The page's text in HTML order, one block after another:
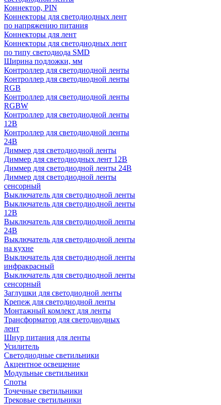
Коннектор, PIN
Коннекторы для светодиодных лент
по напряжению питания
Коннекторы для лент
Коннекторы для светодиодных лент
по типу светодиода SMD
Ширина подложки, мм
Контроллер для светодиодной ленты
Контроллер для светодиодной ленты
RGB
Контроллер для светодиодной ленты
RGBW
Контроллер для светодиодной ленты
12В
Контроллер для светодиодной ленты
24В
Диммер для светодиодной ленты
Диммер для светодиодных лент 12В
Диммер для светодиодной ленты 24В
Диммер для светодиодной ленты
сенсорный
Выключатель для светодиодной ленты
Выключатель для светодиодной ленты
12В
Выключатель для светодиодной ленты
24В
Выключатель для светодиодной ленты
на кухне
Выключатель для светодиодной ленты
инфракрасный
Выключатель для светодиодной ленты
сенсорный
Заглушки для светодиодной ленты
Крепеж для светодиодной ленты
Монтажный комлект для ленты
Трансформатор для светодиодных
лент
Шнур питания для ленты
Усилитель
Светодиодные светильники
Акцентное освещение
Модульные светильники
Споты
Точечные светильники
Трековые светильники